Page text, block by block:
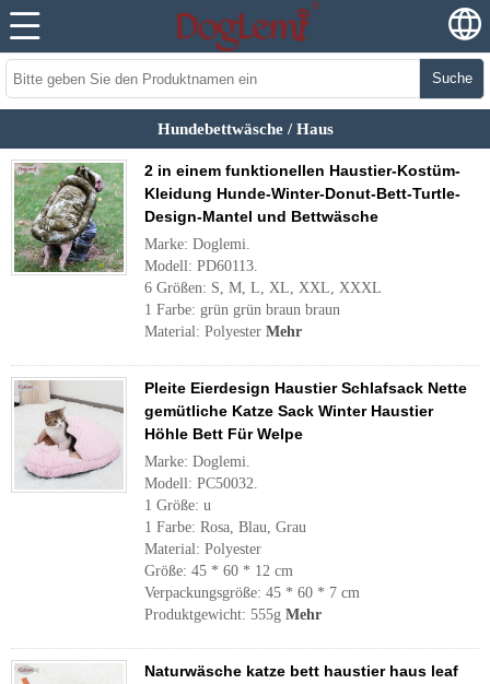
Suche
Hundebettwäsche / Haus
2 in einem funktionellen Haustier-Kostüm-
Kleidung Hunde-Winter-Donut-Bett-Turtle-
Design-Mantel und Bettwäsche
Marke: Doglemi.
Modell: PD60113.
6 Größen: S, M, L, XL, XXL, XXXL
1 Farbe: grün grün braun braun
Material: Polyester Mehr
Pleite Eierdesign Haustier Schlafsack Nette
gemütliche Katze Sack Winter Haustier
Höhle Bett Für Welpe
Marke: Doglemi.
Modell: PC50032.
1 Größe: u
1 Farbe: Rosa, Blau, Grau
Material: Polyester
Größe: 45 * 60 * 12 cm
Verpackungsgröße: 45 * 60 * 7 cm
Produktgewicht: 555g Mehr
Naturwäsche katze bett haustier haus leaf